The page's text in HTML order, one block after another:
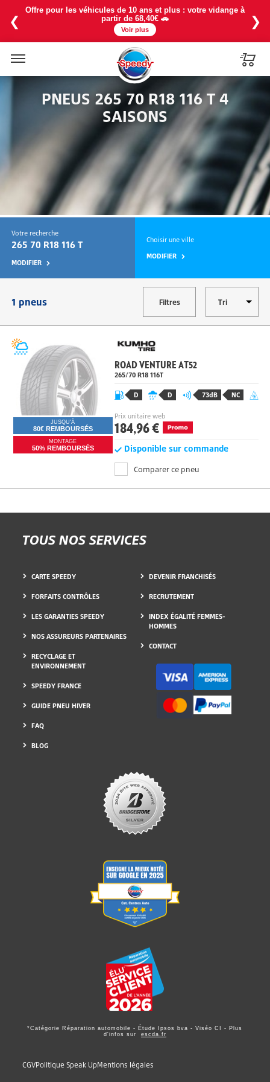
❮
Offre pour les véhicules de 10 ans et plus : votre vidange à
partir de 68,40€ 🚗
Voir plus
❯
PNEUS 265 70 R18 116 T 4
SAISONS
Votre recherche
265 70 R18 116 T
MODIFIER
Choisir une ville
MODIFIER
1 pneus Filtres
JUSQU'À
80€ REMBOURSÉS
MONTAGE
50% REMBOURSÉS
ROAD VENTURE AT52
265/70 R18 116T
D D 73dB NC
Prix unitaire web
184,96 €
Disponible sur commande
Comparer ce pneu
TOUS NOS SERVICES
CARTE SPEEDY
FORFAITS CONTRÔLES
LES GARANTIES SPEEDY
NOS ASSUREURS PARTENAIRES
RECYCLAGE ET
ENVIRONNEMENT
SPEEDY FRANCE
GUIDE PNEU HIVER
FAQ
BLOG
DEVENIR FRANCHISÉS
RECRUTEMENT
INDEX ÉGALITÉ FEMMES-
HOMMES
CONTACT
*Catégorie Réparation automobile - Étude Ipsos bva - Viséo CI - Plus
d'infos sur escda.fr
CGVPolitique Speak UpMentions légales